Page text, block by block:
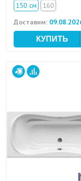
150 см
160
Доставим: